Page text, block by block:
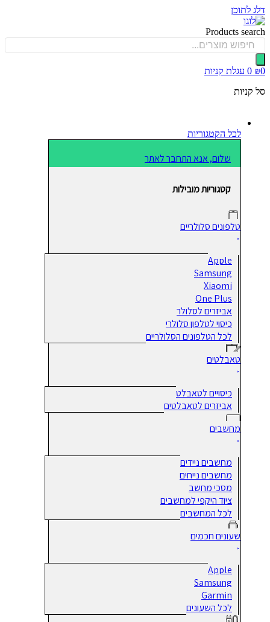
לתוכן
Products
0 עגלת קניות
לכל הקטגוריות
שלום, אנא התחבר לאתר
קטגוריות מובילות
טלפונים סלולריים
Apple
Samsung
Xiaomi
One Plus
אביזרים לסלולר
כיסוי לטלפון סלולרי
לכל הטלפונים הסלולריים
טאבלטים
כיסויים לטאבלט
אביזרים לטאבלטים
מחשבים
מחשבים ניידים
מחשבים נייחים
מסכי מחשב
ציוד היקפי למחשבים
לכל המחשבים
שעונים חכמים
Apple
Samsung
Garmin
לכל השעונים